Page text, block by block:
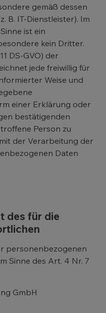
gemäß dessen
B. IT-Dienstleister). Im
ist ein
kein Dritter.
DS-GVO) der
jede freiwillig für
Weise und
einer Erklärung oder
bestätigenden
Person zu
der Verarbeitung der
Daten
des für die
personenbezogenen
Sinne des Art. 4 Nr. 7
GmbH